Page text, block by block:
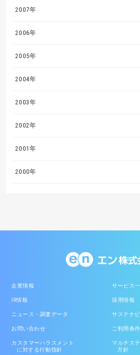
2007年
2006年
2005年
2004年
2003年
2002年
2001年
2000年
企業情報 サービス
IR情報 採用情報
ニュース・調査データ サステナ
お問い合わせ ご利用条件
カスタマーハラスメント
に対する行動指針
マルチス
方針